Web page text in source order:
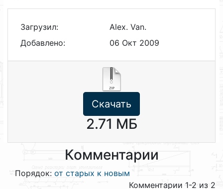
Загрузил:
Alex. Van.
Добавлено:
06 Окт 2009
Скачать
2.71 МБ
Комментарии
Порядок: от старых к новым
Комментарии 1-2 из 2